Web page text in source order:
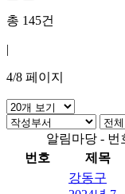
총 145건
|
4/8 페이지
알림마당 - 번
번호
제목
강동구